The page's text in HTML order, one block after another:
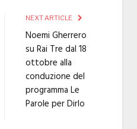
NEXT ARTICLE
Noemi Gherrero
su Rai Tre dal 18
ottobre alla
conduzione del
programma Le
Parole per Dirlo